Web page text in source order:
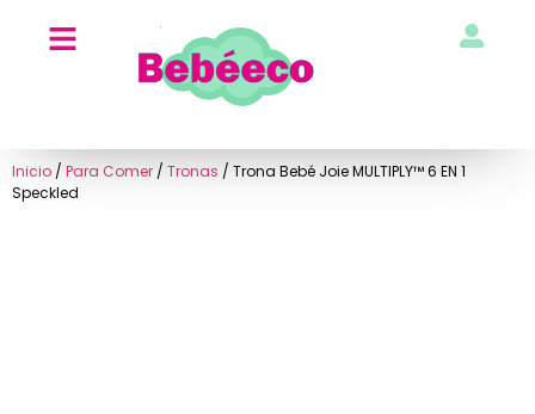
Inicio / Para Comer/ Tronas / Trona Bebé Joie MULTIPLY™ 6 EN 1
Speckled